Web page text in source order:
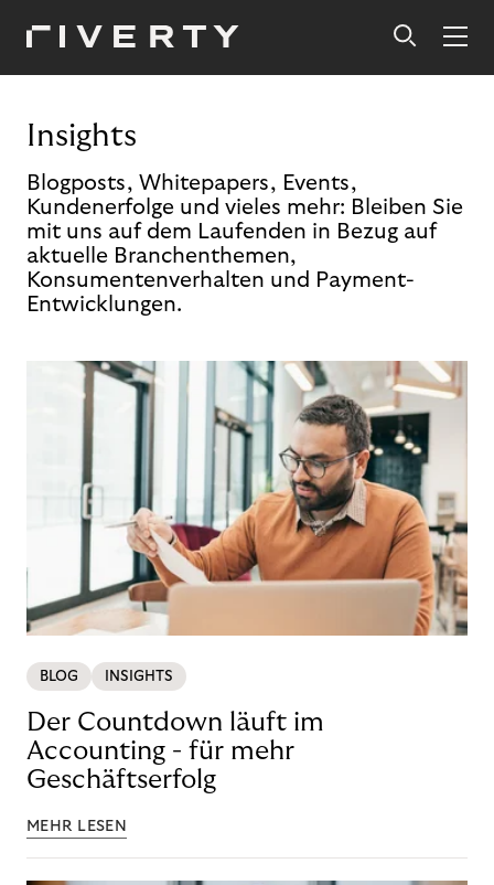
Insights
Blogposts, Whitepapers, Events,
Kundenerfolge und vieles mehr: Bleiben Sie
mit uns auf dem Laufenden in Bezug auf
aktuelle Branchenthemen,
Konsumentenverhalten und Payment-
Entwicklungen.
BLOG INSIGHTS
Der Countdown läuft im
Accounting - für mehr
Geschäftserfolg
MEHR LESEN